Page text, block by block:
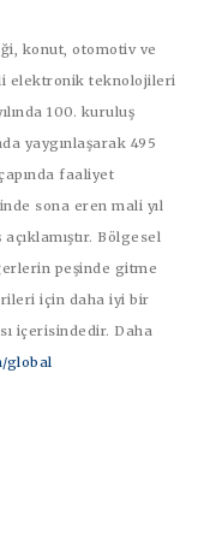
konut, otomotiv ve
elektronik teknolojileri
100. kuruluş
yaygınlaşarak 495
faaliyet
sona eren mali yıl
Bölgesel
peşinde gitme
için daha iyi bir
içerisindedir. Daha
global